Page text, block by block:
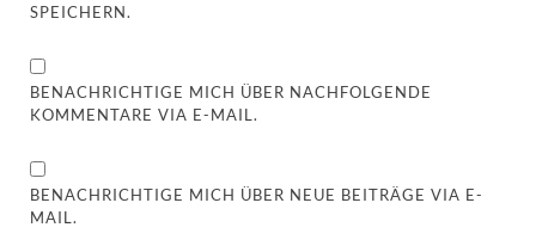
SPEICHERN.
BENACHRICHTIGE MICH ÜBER NACHFOLGENDE
KOMMENTARE VIA E-MAIL.
BENACHRICHTIGE MICH ÜBER NEUE BEITRÄGE VIA E-
MAIL.